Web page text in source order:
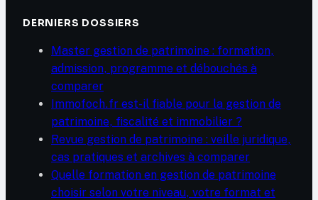
DERNIERS DOSSIERS
Master gestion de patrimoine : formation,
admission, programme et débouchés à
comparer
Immofoch.fr est-il fiable pour la gestion de
patrimoine, fiscalité et immobilier ?
Revue gestion de patrimoine : veille juridique,
cas pratiques et archives à comparer
Quelle formation en gestion de patrimoine
choisir selon votre niveau, votre format et